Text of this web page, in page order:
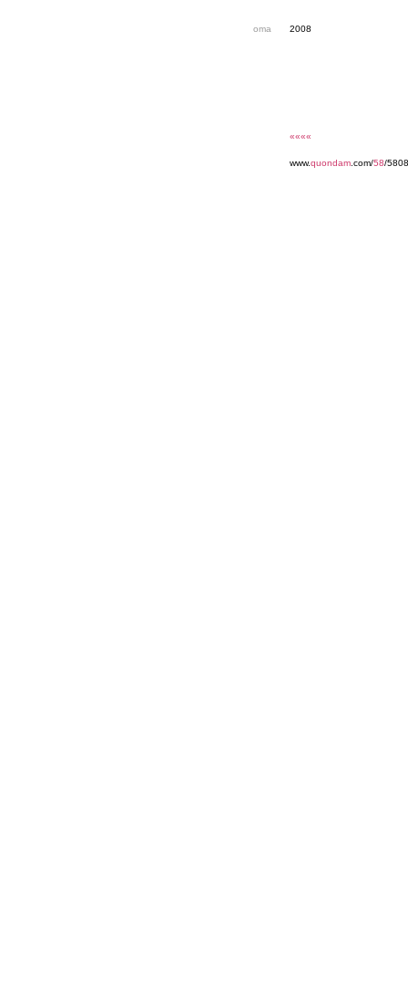
oma 2008
««««
www.quondam .com/58/